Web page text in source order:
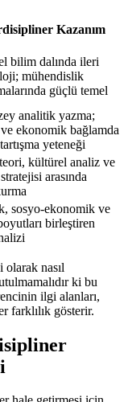
Kazanım
bilim dalında ileri
mühendislik
güçlü temel
analitik yazma;
ekonomik bağlamda
yeteneği
kültürel analiz ve
arasında
sosyo-ekonomik ve
birleştiren
nasıl
ki bu
ilgi alanları,
farklılık gösterir.